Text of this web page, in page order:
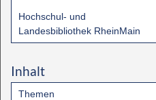
Hochschul- und
Landesbibliothek RheinMain
Inhalt
Themen